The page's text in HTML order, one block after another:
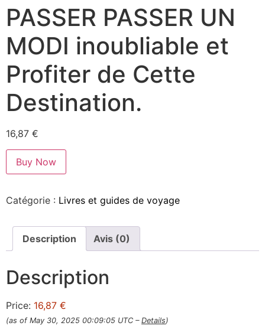
PASSER PASSER UN
MODI inoubliable et
Profiter de Cette
Destination.
16,87 €
Buy Now
Catégorie : Livres et guides de voyage
Description Avis (0)
Description
Price: 16,87 €
(as of May 30, 2025 00:09:05 UTC – Details)